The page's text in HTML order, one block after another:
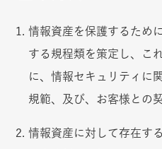
情報資産を保護するため
する規程類を策定し、こ
に、情報セキュリティに
規範、及び、お客様との
情報資産に対して存在す